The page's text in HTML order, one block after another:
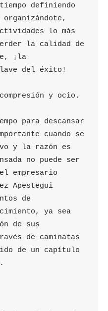
definiendo
lo más
la calidad de
¡la
del éxito!
y ocio.
para descansar
cuando se
y la razón es
no puede ser
empresario
Apestegui
de
ya sea
de sus
de caminatas
de un capítulo